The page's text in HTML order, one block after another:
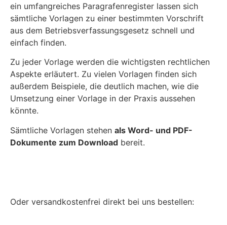
ein umfangreiches Paragrafenregister lassen sich
sämtliche Vorlagen zu einer bestimmten Vorschrift
aus dem Betriebsverfassungsgesetz schnell und
einfach finden.
Zu jeder Vorlage werden die wichtigsten rechtlichen
Aspekte erläutert. Zu vielen Vorlagen finden sich
außerdem Beispiele, die deutlich machen, wie die
Umsetzung einer Vorlage in der Praxis aussehen
könnte.
Sämtliche Vorlagen stehen als Word- und PDF-
Dokumente zum Download bereit.
Oder versandkostenfrei direkt bei uns bestellen: